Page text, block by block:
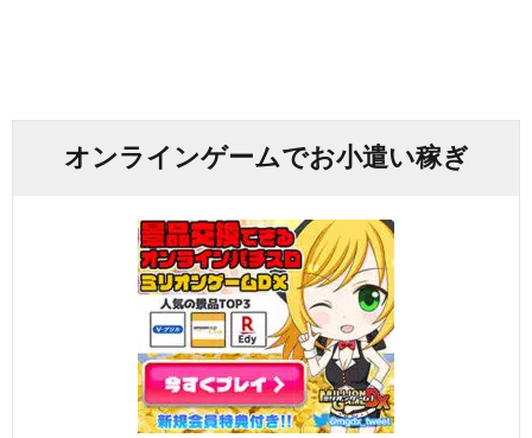
オンラインゲームでお小遣い稼ぎ